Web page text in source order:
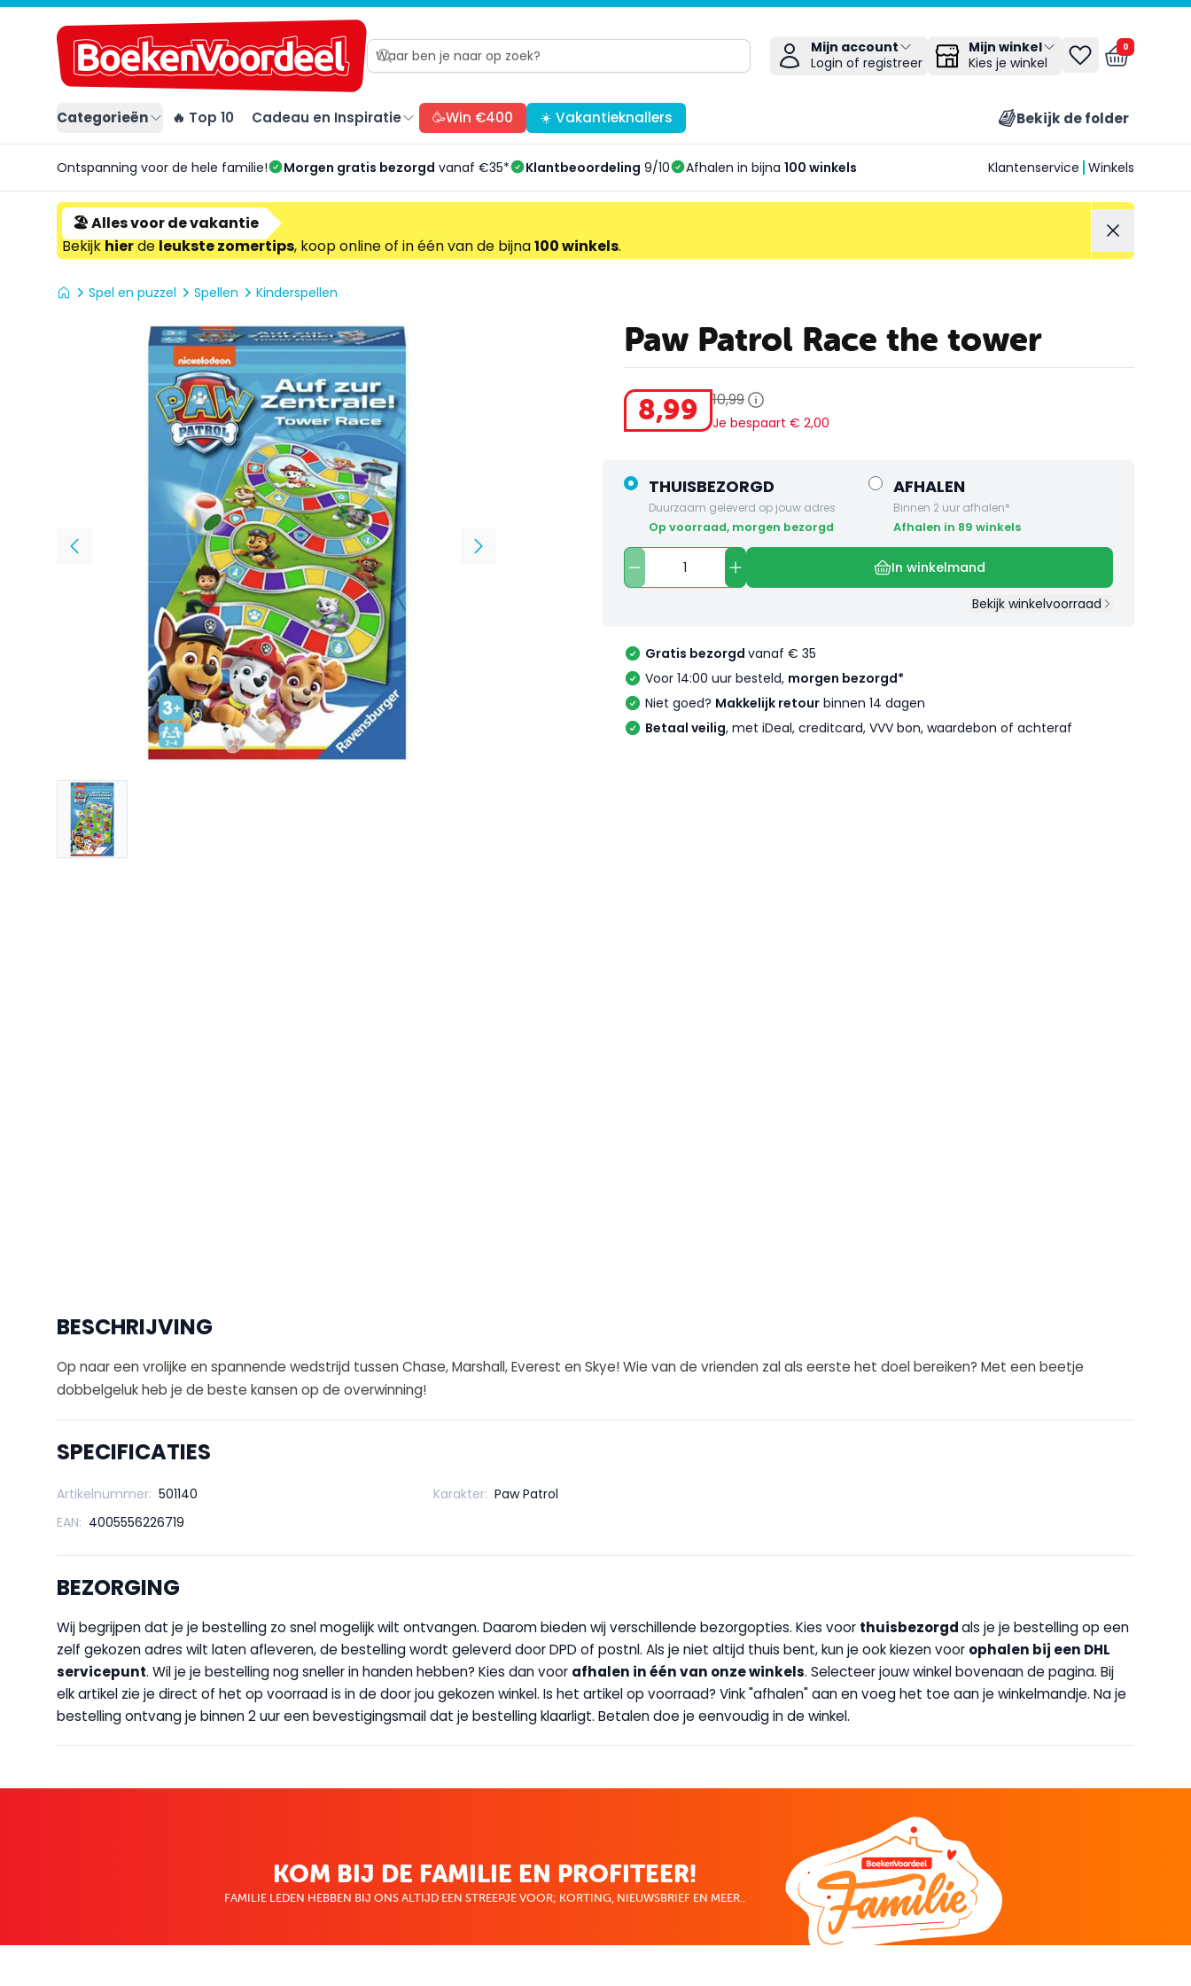
Mijn account
Login of registreer
Mijn winkel
Kies je winkel
0
Categorieën 🔥 Top 10 Cadeau en Inspiratie 🥳Win €400 ☀️ Vakantieknallers Bekijk de folder
Ontspanning voor de hele familie! Morgen gratis bezorgd vanaf €35* Klantbeoordeling 9/10 Afhalen in bijna 100 winkels Klantenservice Winkels
🏖️ Alles voor de vakantie
Bekijkhierdeleukste zomertips, koop online of in één van de bijna100 winkels.
Spel en puzzel Spellen Kinderspellen
Paw Patrol Race the tower
8,99 10,99
Je bespaart € 2,00
THUISBEZORGD
Duurzaam geleverd op jouw adres
op voorraad, morgen bezorgd
AFHALEN
Binnen 2 uur afhalen*
Afhalen in 89 winkels
In winkelmand
Bekijk winkelvoorraad
Gratis bezorgd vanaf € 35
Voor 14:00 uur besteld, morgen bezorgd*
Niet goed? Makkelijk retour binnen 14 dagen
Betaal veilig, met iDeal, creditcard, VVV bon, waardebon of achteraf
BESCHRIJVING
Op naar een vrolijke en spannende wedstrijd tussen Chase, Marshall, Everest en Skye! Wie van de vrienden zal als eerste het doel bereiken? Met een beetje
dobbelgeluk heb je de beste kansen op de overwinning!
SPECIFICATIES
Artikelnummer: 501140 Karakter: Paw Patrol
EAN: 4005556226719
BEZORGING
Wij begrijpen dat je je bestelling zo snel mogelijk wilt ontvangen. Daarom bieden wij verschillende bezorgopties. Kies voor thuisbezorgdals je je bestelling op een
zelf gekozen adres wilt laten afleveren, de bestelling wordt geleverd door DPD of postnl. Als je niet altijd thuis bent, kun je ook kiezen voor ophalen bij een DHL
servicepunt. Wil je je bestelling nog sneller in handen hebben? Kies dan voor afhalen in één van onze winkels. Selecteer jouw winkel bovenaan de pagina. Bij
elk artikel zie je direct of het op voorraad is in de door jou gekozen winkel. Is het artikel op voorraad? Vink "afhalen" aan en voeg het toe aan je winkelmandje. Na je
bestelling ontvang je binnen 2 uur een bevestigingsmail dat je bestelling klaarligt. Betalen doe je eenvoudig in de winkel.
KOM BIJ DE FAMILIE EN PROFITEER!
FAMILIE LEDEN HEBBEN BIJ ONS ALTIJD EEN STREEPJE VOOR; KORTING, NIEUWSBRIEF EN MEER..